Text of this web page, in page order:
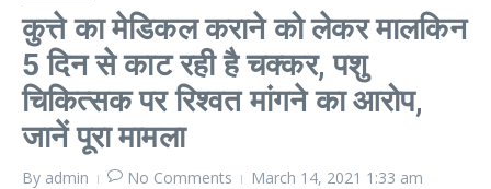
कुत्ते का मेडिकल कराने को लेकर मालकिन
5 दिन से काट रही है चक्कर, पशु
चिकित्सक पर रिश्वत मांगने का आरोप,
जानें पूरा मामला
By admin No Comments March 14, 2021 1:33 am